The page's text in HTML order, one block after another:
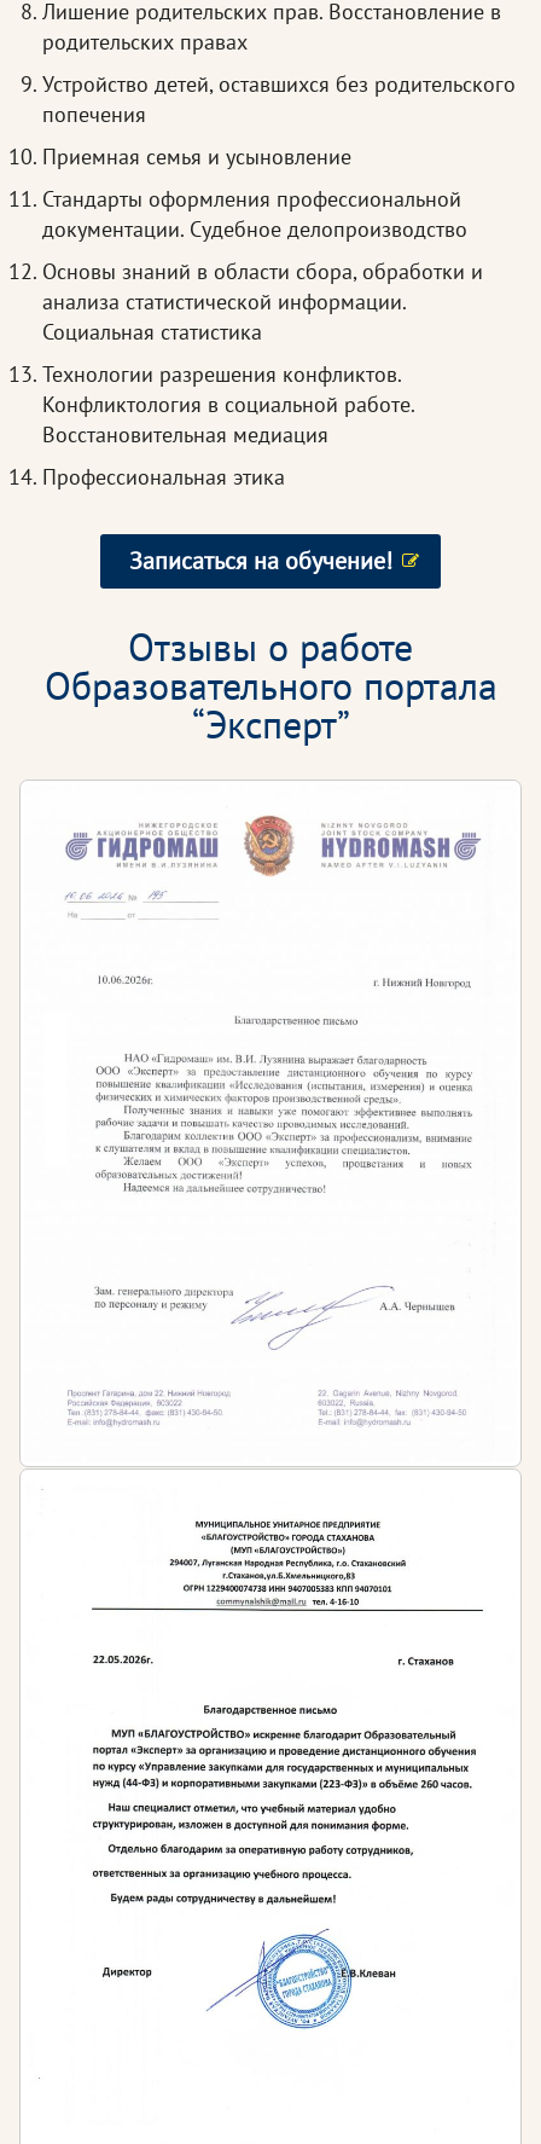
Лишение родительских прав. Восстановление в
родительских правах
Устройство детей, оставшихся без родительского
попечения
Приемная семья и усыновление
Стандарты оформления профессиональной
документации. Судебное делопроизводство
Основы знаний в области сбора, обработки и
анализа статистической информации.
Социальная статистика
Технологии разрешения конфликтов.
Конфликтология в социальной работе.
Восстановительная медиация
Профессиональная этика
Записаться на обучение!
Отзывы о работе
Образовательного портала
“Эксперт”